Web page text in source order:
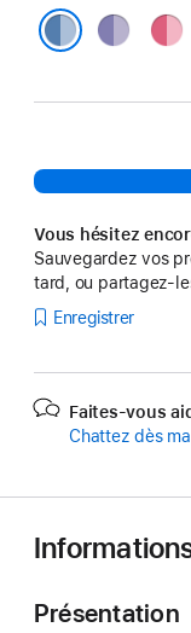
Violet Rose
Vous hésitez
Sauvegardez vos
tard, ou partagez-
Enregistrer
Faites-vous
Chattez dès
Présentation